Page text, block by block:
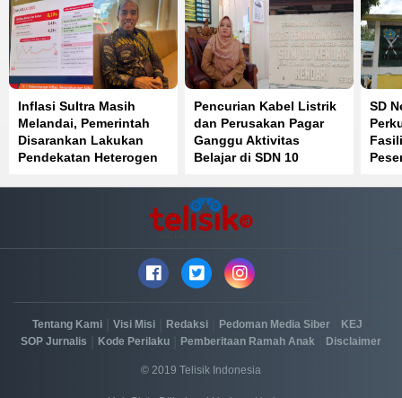
Inflasi Sultra Masih
Melandai, Pemerintah
Disarankan Lakukan
Pendekatan Heterogen
Pencurian Kabel Listrik
dan Perusakan Pagar
Ganggu Aktivitas
Belajar di SDN 10
SD
Tentang Kami Visi Misi Redaksi Pedoman Media Siber KEJ
SOP Jurnalis Kode Perilaku Pemberitaan Ramah Anak Disclaimer
© 2019 Telisik Indonesia